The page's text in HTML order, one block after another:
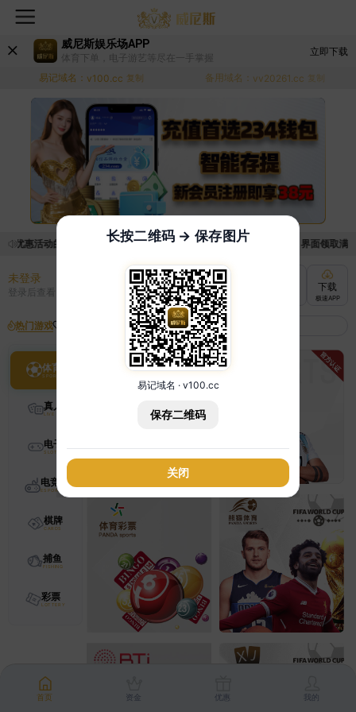
威尼斯娱乐场APP
体育下单，电子游艺等尽在一手掌握
立即下载
易记域名： v100.cc 复制 备用域名： vv20261.cc 复制
优惠活动的手续麻烦，已新增优惠系统，现在可以前往【福利中心】界面领取满
未登录
登录后查看 充值
快速到账
下载
极速APP
热门游戏
体育
真人
电子
电竞
棋牌
捕鱼
彩票
首页 资金 优惠 我的
长按二维码 → 保存图片
易记域名 · v100.cc
保存二维码
关闭